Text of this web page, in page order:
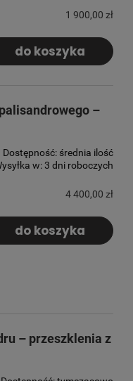
1 900,00 zł
do koszyka
–
Dostępność: średnia ilość
w:3 dni roboczych
4 400,00 zł
do koszyka
– przeszklenia z